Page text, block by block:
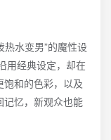
水变男”的魔性设
用经典设定，却在
和的色彩，以及
记忆，新观众也能